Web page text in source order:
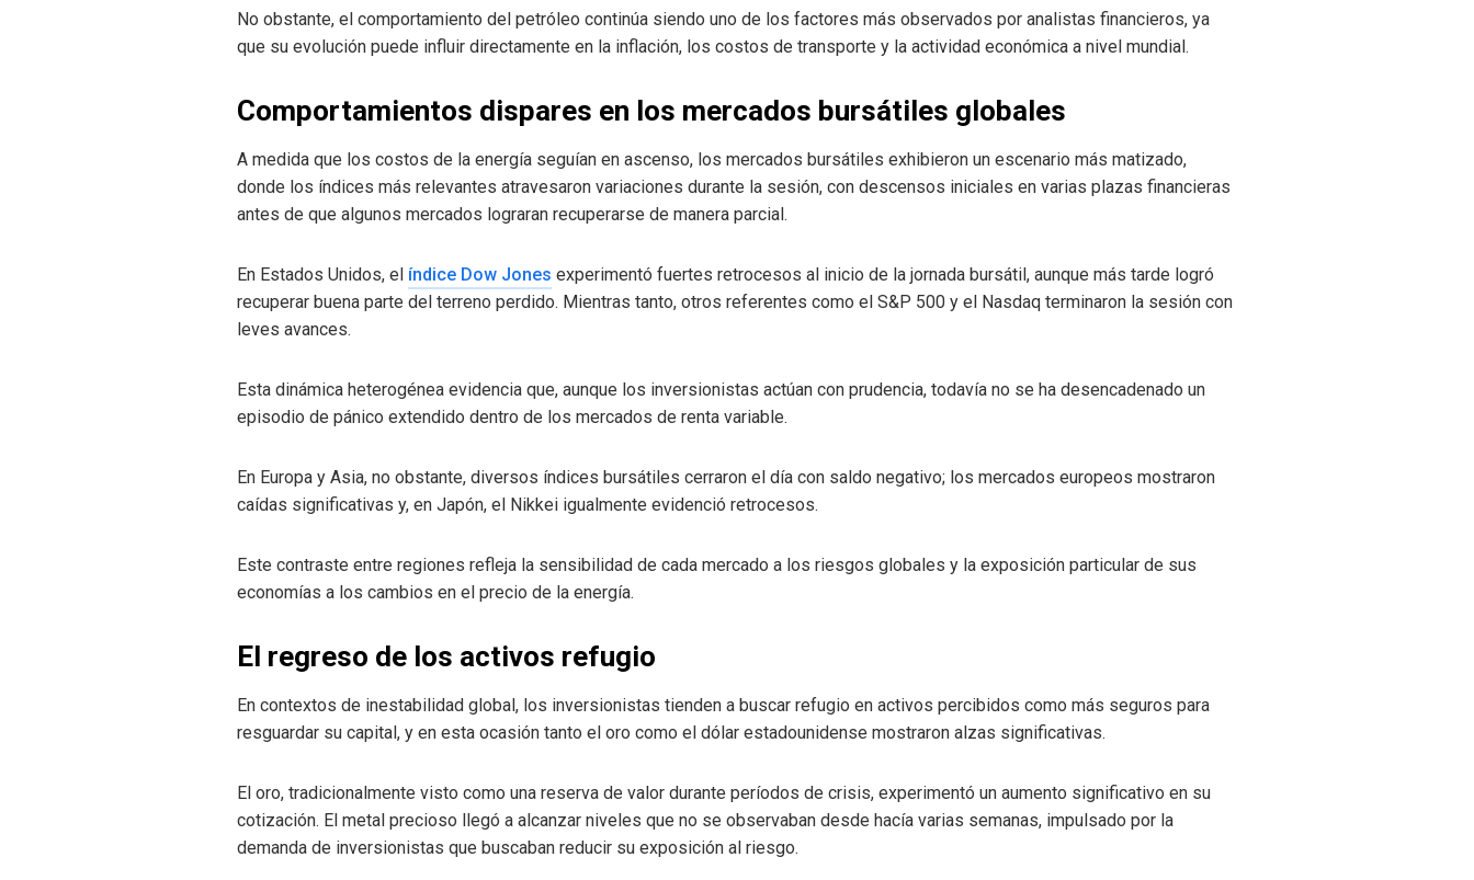
No obstante, el comportamiento del petróleo continúa siendo uno de los factores más observados por analistas financieros, ya
que su evolución puede influir directamente en la inflación, los costos de transporte y la actividad económica a nivel mundial.
Comportamientos dispares en los mercados bursátiles globales
A medida que los costos de la energía seguían en ascenso, los mercados bursátiles exhibieron un escenario más matizado,
donde los índices más relevantes atravesaron variaciones durante la sesión, con descensos iniciales en varias plazas financieras
antes de que algunos mercados lograran recuperarse de manera parcial.
En Estados Unidos, el índice Dow Jones experimentó fuertes retrocesos al inicio de la jornada bursátil, aunque más tarde logró
recuperar buena parte del terreno perdido. Mientras tanto, otros referentes como el S&P 500 y el Nasdaq terminaron la sesión con
leves avances.
Esta dinámica heterogénea evidencia que, aunque los inversionistas actúan con prudencia, todavía no se ha desencadenado un
episodio de pánico extendido dentro de los mercados de renta variable.
En Europa y Asia, no obstante, diversos índices bursátiles cerraron el día con saldo negativo; los mercados europeos mostraron
caídas significativas y, en Japón, el Nikkei igualmente evidenció retrocesos.
Este contraste entre regiones refleja la sensibilidad de cada mercado a los riesgos globales y la exposición particular de sus
economías a los cambios en el precio de la energía.
El regreso de los activos refugio
En contextos de inestabilidad global, los inversionistas tienden a buscar refugio en activos percibidos como más seguros para
resguardar su capital, y en esta ocasión tanto el oro como el dólar estadounidense mostraron alzas significativas.
El oro, tradicionalmente visto como una reserva de valor durante períodos de crisis, experimentó un aumento significativo en su
cotización. El metal precioso llegó a alcanzar niveles que no se observaban desde hacía varias semanas, impulsado por la
demanda de inversionistas que buscaban reducir su exposición al riesgo.